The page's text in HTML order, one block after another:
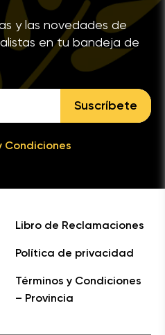
y las novedades de
en tu bandeja de
Suscríbete
Condiciones
Libro de Reclamaciones
Política de privacidad
Términos y Condiciones
– Provincia